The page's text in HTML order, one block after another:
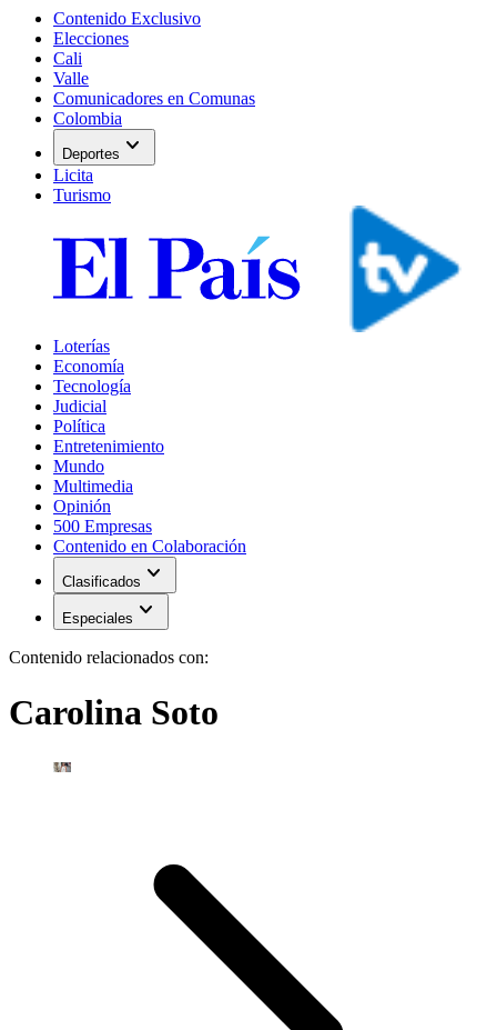
Contenido Exclusivo
Elecciones
Cali
Valle
Comunicadores en Comunas
Colombia
Deportes expand_more
Licita
Turismo
Loterías
Economía
Tecnología
Judicial
Política
Entretenimiento
Mundo
Multimedia
Opinión
500 Empresas
Contenido en Colaboración
Clasificados expand_more
Especiales expand_more
Contenido relacionados con:
Carolina Soto